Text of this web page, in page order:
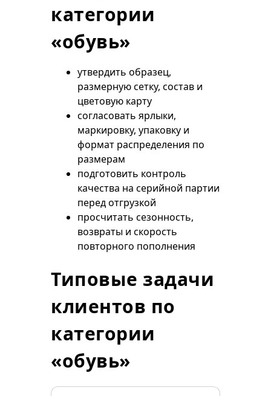
категории
«обувь»
утвердить образец,
размерную сетку, состав и
цветовую карту
согласовать ярлыки,
маркировку, упаковку и
формат распределения по
размерам
подготовить контроль
качества на серийной партии
перед отгрузкой
просчитать сезонность,
возвраты и скорость
повторного пополнения
Типовые задачи
клиентов по
категории
«обувь»